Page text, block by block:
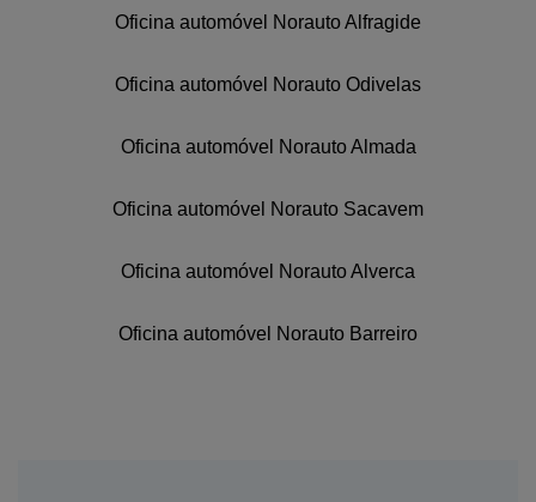
Oficina automóvel Norauto Alfragide
Oficina automóvel Norauto Odivelas
Oficina automóvel Norauto Almada
Oficina automóvel Norauto Sacavem
Oficina automóvel Norauto Alverca
Oficina automóvel Norauto Barreiro